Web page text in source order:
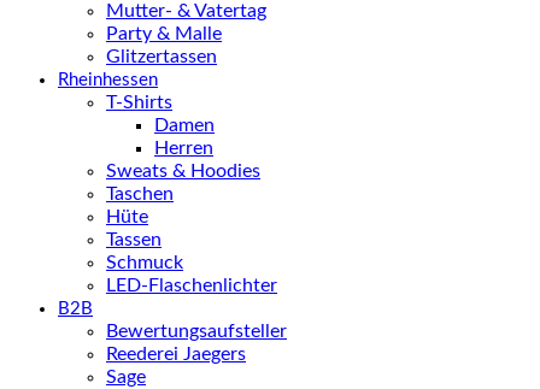
Mutter- & Vatertag
Party & Malle
Glitzertassen
Rheinhessen
T-Shirts
Damen
Herren
Sweats & Hoodies
Taschen
Hüte
Tassen
Schmuck
LED-Flaschenlichter
B2B
Bewertungsaufsteller
Reederei Jaegers
Sage